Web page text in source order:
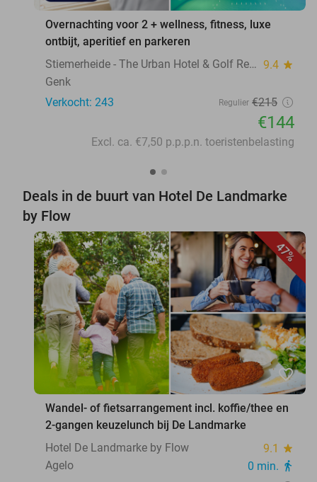
Overnachting voor 2 + wellness, fitness, luxe
ontbijt, aperitief en parkeren
Stiemerheide - The Urban Hotel & Golf Retreat 4 * Superior 9.4 star
Genk
Verkocht: 243
Regulier €215
€144
Excl. ca. €7,50 p.p.p.n. toeristenbelasting
Deals in de buurt van Hotel De Landmarke
by Flow
47%
favorite_border
Wandel- of fietsarrangement incl. koffie/thee en
2-gangen keuzelunch bij De Landmarke
Hotel De Landmarke by Flow
9.1 star
Agelo 0 min. directions_walk